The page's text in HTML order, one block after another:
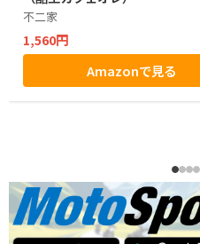
不二家
1,560円
Amazonで見る